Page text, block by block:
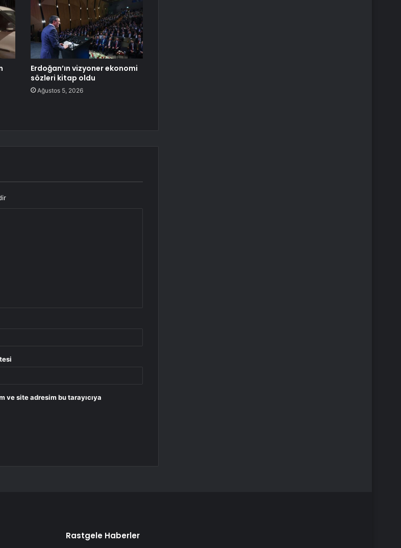
Erdoğan’ın vizyoner ekonomi
sözleri kitap oldu
Ağustos 5, 2026
ve site adresim bu tarayıcıya
Rastgele Haberler